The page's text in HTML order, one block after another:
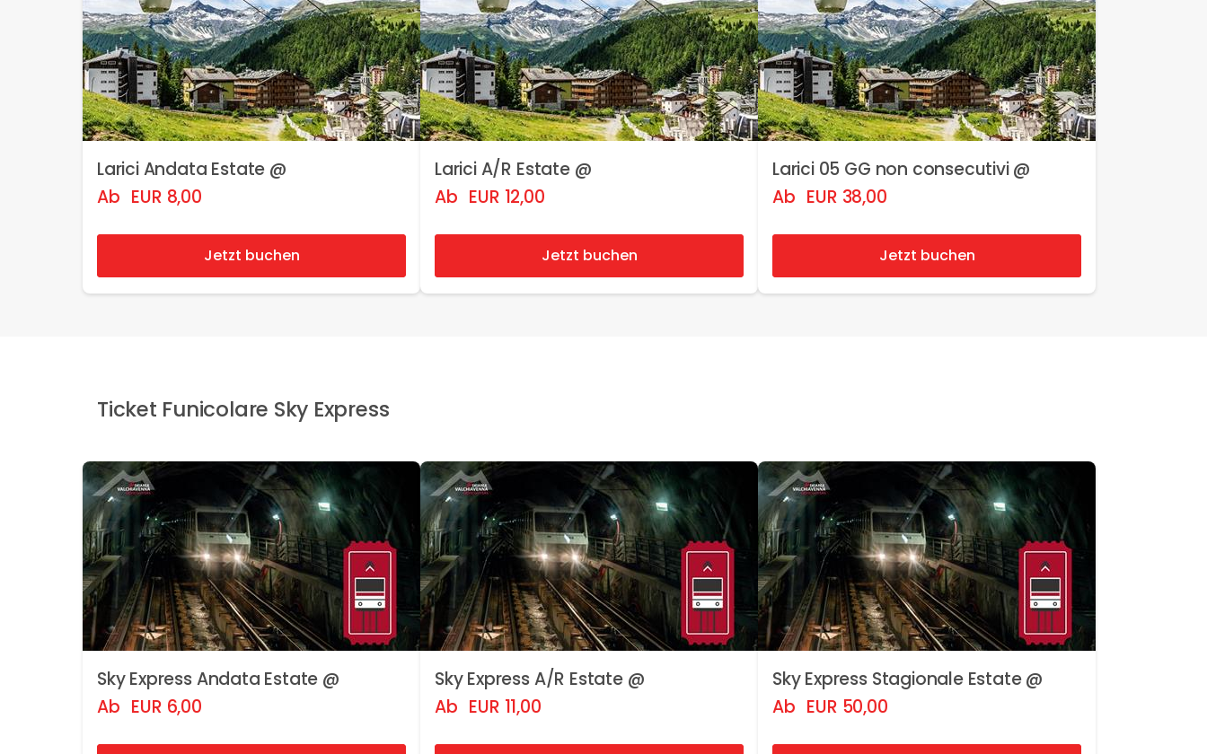
Larici Andata Estate @
Ab EUR 8,00
Jetzt buchen
Larici A/R Estate @
Ab EUR 12,00
Jetzt buchen
Larici 05 GG non consecutivi @
Ab EUR 38,00
Jetzt buchen
Ticket Funicolare Sky Express
Sky Express Andata Estate @
Ab EUR 6,00
Sky Express A/R Estate @
Ab EUR 11,00
Sky Express Stagionale Estate @
Ab EUR 50,00